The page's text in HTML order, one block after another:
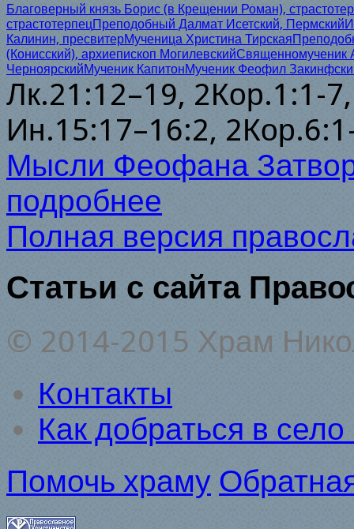
Благоверный князь Борис (в Крещении Роман),
страстотерпецПреподобный Далмат Исетский, Пермский
Калинин, пресвитерМученица Христина Тирская
(Конисский), архиепископ МогилевскийСвященномученик
ЧерноярскийМученик КапитонМученик Феофил
Лк.21:12–19, 2Кор.1:1-
Ин.15:17–16:2,
Мысли Феофана
подробнее
Полная версия
Статьи с сайта
© 2014-2015 Храм
Контакты
Как добраться в
Помочь храму